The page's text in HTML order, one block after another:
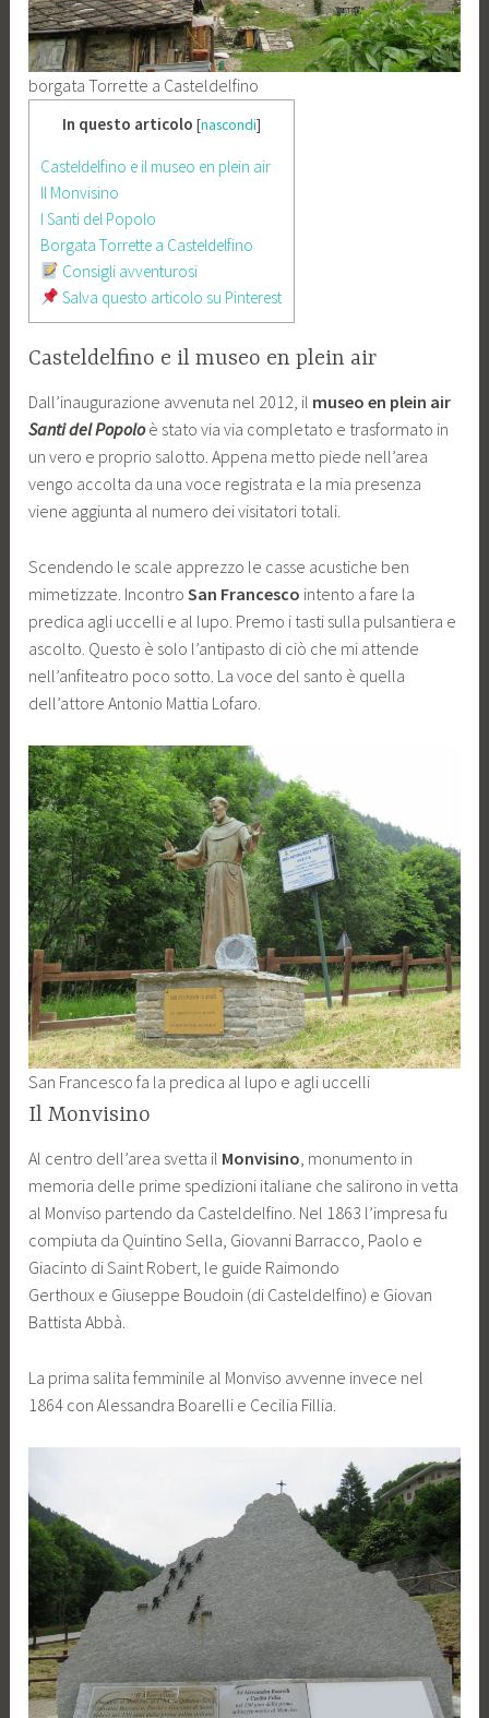
borgata Torrette a Casteldelfino
In questo articolo [nascondi]
Casteldelfino e il museo en plein air
Il Monvisino
I Santi del Popolo
Borgata Torrette a Casteldelfino
Consigli avventurosi
Salva questo articolo su Pinterest
Casteldelfino e il museo en plein air
Dall’inaugurazione avvenuta nel 2012, il museo en plein air
Santi del Popoloè stato via via completato e trasformato in
un vero e proprio salotto. Appena metto piede nell’area
vengo accolta da una voce registrata e la mia presenza
viene aggiunta al numero dei visitatori totali.
Scendendo le scale apprezzo le casse acustiche ben
mimetizzate. IncontroSan Francesco intento a fare la
predica agli uccelli e al lupo. Premo i tasti sulla pulsantiera e
ascolto. Questo è solo l’antipasto di ciò che mi attende
nell’anfiteatro poco sotto. La voce del santo è quella
dell’attore Antonio Mattia Lofaro.
San Francesco fa la predica al lupo e agli uccelli
Il Monvisino
Al centro dell’area svetta il Monvisino, monumento in
memoria delle prime spedizioni italiane che salirono in vetta
al Monviso partendo da Casteldelfino. Nel 1863 l’impresa fu
compiuta da Quintino Sella, Giovanni Barracco, Paolo e
Giacinto di Saint Robert, le guide Raimondo
Gerthoux e Giuseppe Boudoin (di Casteldelfino) e Giovan
Battista Abbà.
La prima salita femminile al Monviso avvenne invece nel
1864 con Alessandra Boarelli e Cecilia Fillia.